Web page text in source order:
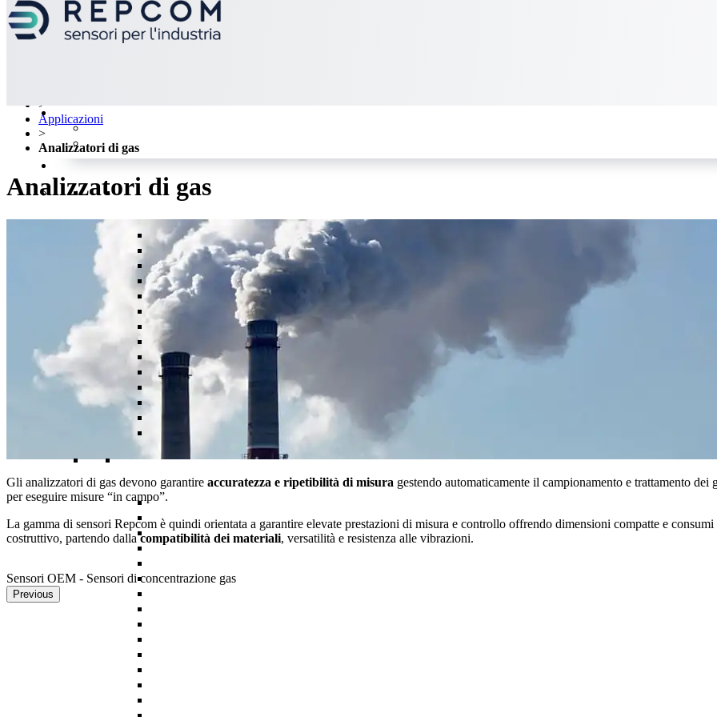
>
Applicazioni
>
Analizzatori di gas
Analizzatori di gas
Gli analizzatori di gas devono garantire accuratezza e ripetibilità di misura gestendo automaticamente il campionamento e trattamento
per eseguire misure “in campo”.
La gamma di sensori Repcom è quindi orientata a garantire elevate prestazioni di misura e controllo offrendo dimensioni compatte e
costruttivo, partendo dallacompatibilità dei materiali, versatilità e resistenza alle vibrazioni.
Sensori OEM - Sensori di concentrazione gas
Previous